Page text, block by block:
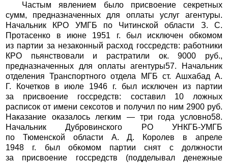
Частым явлением было присвоение секретных
сумм, предназначенных для оплаты услуг агентуры.
Начальник КРО УМГБ по Читинской области З. С.
Протасенко в июне 1951 г. был исключен обкомом
из партии за незаконный расход госсредств: работники
КРО пьянствовали и растратили ок. 9000 руб.,
предназначенных для оплаты агентуры57. Начальник
отделения Транспортного отдела МГБ ст. Ашхабад А.
Г. Кочетков в июле 1946 г. был исключен из партии
за присвоение госсредств: составил 10 ложных
расписок от имени сексотов и получил по ним 2900 руб.
Наказание оказалось легким — три года условно58.
Начальник Дубровинского РО УНКГБ-УМГБ
по Тюменской области А. Д. Королев в апреле
1948 г. был обкомом партии снят с должности
за присвоение госсредств (подделывал денежные